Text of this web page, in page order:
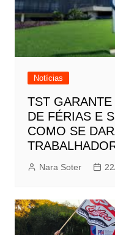
Notícias
TST
DE FÉRIAS E
COMO SE
Nara Soter